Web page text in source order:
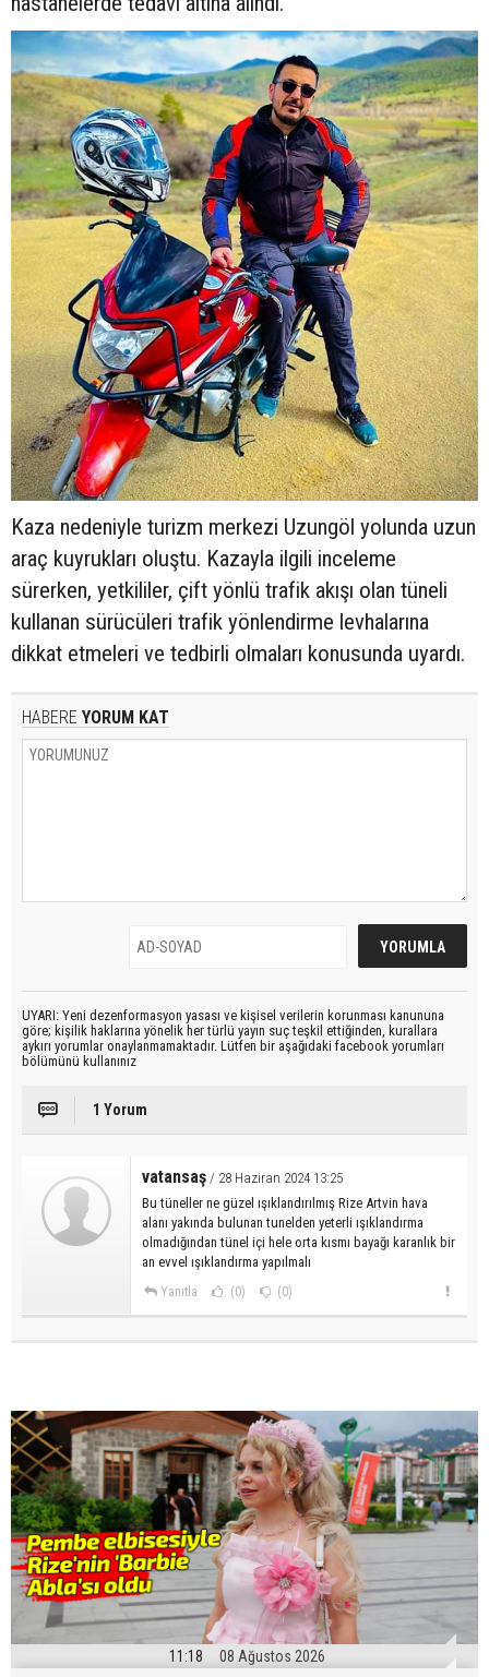
Kaza nedeniyle turizm merkezi Uzungöl yolunda uzun
araç kuyrukları oluştu. Kazayla ilgili inceleme
sürerken, yetkililer, çift yönlü trafik akışı olan tüneli
kullanan sürücüleri trafik yönlendirme levhalarına
dikkat etmeleri ve tedbirli olmaları konusunda uyardı.
HABERE YORUM KAT
UYARI: Yeni dezenformasyon yasası ve kişisel verilerin korunması kanununa
göre; kişilik haklarına yönelik her türlü yayın suç teşkil ettiğinden, kurallara
aykırı yorumlar onaylanmamaktadır. Lütfen bir aşağıdaki facebook yorumları
bölümünü kullanınız
1 Yorum
vatansaş / 28 Haziran 2024 13:25
Bu tüneller ne güzel ışıklandırılmış Rize Artvin hava
alanı yakında bulunan tunelden yeterli ışıklandırma
olmadığından tünel içi hele orta kısmı bayağı karanlık bir
an evvel ışıklandırma yapılmalı
Yanıtla (0) (0)
11:18 08 Ağustos 2026